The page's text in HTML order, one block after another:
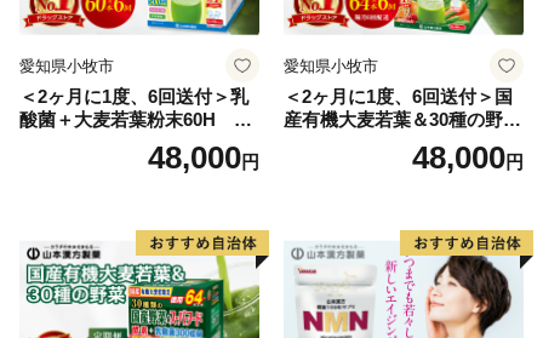
愛知県小牧市
＜2ヶ月に1度、6回送付＞乳
酸菌＋大麦若葉粉末60H 山
48,000円
愛知県小牧市
＜2ヶ月に1度、6回送付＞国
産有機大麦若葉＆30種の野
菜 山本漢方 定期便
48,000円